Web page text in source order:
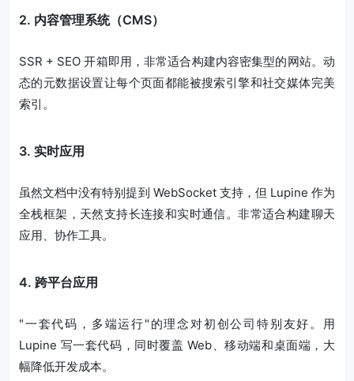
2. 内容管理系统（CMS）
SSR + SEO 开箱即用，非常适合构建内容密集型的网站。动
态的元数据设置让每个页面都能被搜索引擎和社交媒体完美
索引。
3. 实时应用
虽然文档中没有特别提到 WebSocket 支持，但 Lupine 作为
全栈框架，天然支持长连接和实时通信。非常适合构建聊天
应用、协作工具。
4. 跨平台应用
"一套代码，多端运行"的理念对初创公司特别友好。用
Lupine 写一套代码，同时覆盖 Web、移动端和桌面端，大
幅降低开发成本。